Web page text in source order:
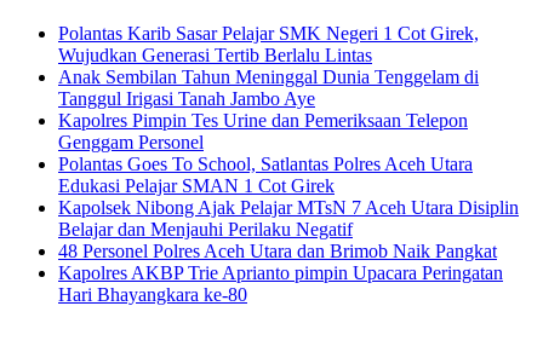
Polantas Karib Sasar Pelajar SMK Negeri 1 Cot Girek,
Wujudkan Generasi Tertib Berlalu Lintas
Anak Sembilan Tahun Meninggal Dunia Tenggelam di
Tanggul Irigasi Tanah Jambo Aye
Kapolres Pimpin Tes Urine dan Pemeriksaan Telepon
Genggam Personel
Polantas Goes To School, Satlantas Polres Aceh Utara
Edukasi Pelajar SMAN 1 Cot Girek
Kapolsek Nibong Ajak Pelajar MTsN 7 Aceh Utara Disiplin
Belajar dan Menjauhi Perilaku Negatif
48 Personel Polres Aceh Utara dan Brimob Naik Pangkat
Kapolres AKBP Trie Aprianto pimpin Upacara Peringatan
Hari Bhayangkara ke-80